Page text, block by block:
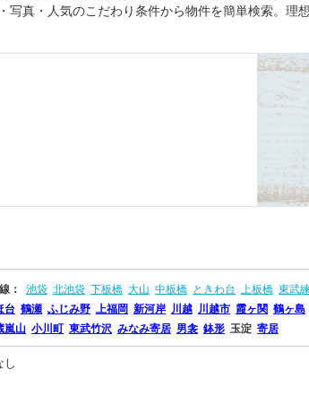
真・人気のこだわり条件から物件を簡単検索。理
： 池袋 北池袋 下板橋 大山 中板橋 ときわ台 上板橋 東武
台 鶴瀬 ふじみ野 上福岡 新河岸 川越 川越市 霞ヶ関 鶴ヶ島
嵐山 小川町 東武竹沢 みなみ寄居 男衾 鉢形 玉淀 寄居
し